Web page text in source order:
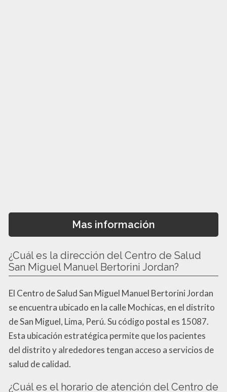
Mas información
¿Cuál es la dirección del Centro de Salud
San Miguel Manuel Bertorini Jordan?
El Centro de Salud San Miguel Manuel Bertorini Jordan
se encuentra ubicado en la calle Mochicas, en el distrito
de San Miguel, Lima, Perú. Su código postal es 15087.
Esta ubicación estratégica permite que los pacientes
del distrito y alrededores tengan acceso a servicios de
salud de calidad.
¿Cuál es el horario de atención del Centro de